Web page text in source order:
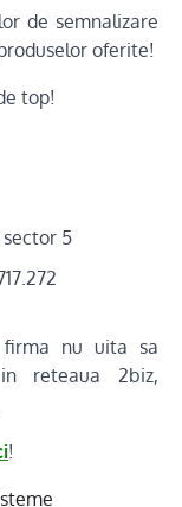
de semnalizare
oferite!
top!
sector 5
nu uita sa
reteaua 2biz,
!